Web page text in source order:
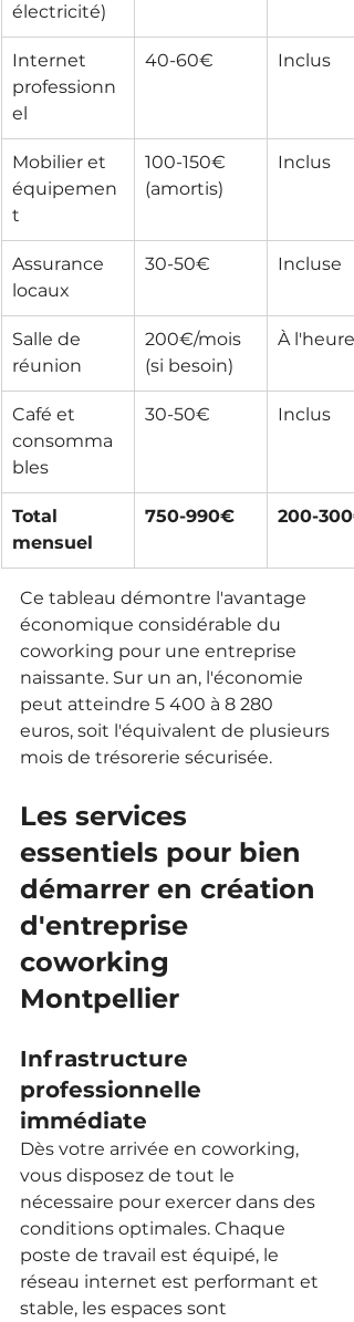
électricité)
Internet
professionn
el
40-60€ Inclus
Mobilier et
équipemen
t
100-150€
(amortis)
Inclus
Assurance
locaux
30-50€ Incluse
Salle de
réunion
200€/mois
(si besoin)
À l'heure
Café et
consomma
bles
30-50€ Inclus
Total
mensuel
750-990€ 200-
Ce tableau démontre l'avantage
économique considérable du
coworking pour une entreprise
naissante. Sur un an, l'économie
peut atteindre 5 400 à 8 280
euros, soit l'équivalent de plusieurs
mois de trésorerie sécurisée.
Les services
essentiels pour bien
démarrer en création
d'entreprise
coworking
Montpellier
Infrastructure
professionnelle
immédiate
Dès votre arrivée en coworking,
vous disposez de tout le
nécessaire pour exercer dans des
conditions optimales. Chaque
poste de travail est équipé, le
réseau internet est performant et
stable, les espaces sont